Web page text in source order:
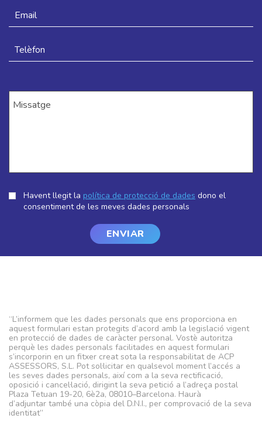
Havent llegit la política de protecció de dades dono el
consentiment de les meves dades personals
“L’informem que les dades personals que ens proporciona en
aquest formulari estan protegits d’acord amb la legislació vigent
en protecció de dades de caràcter personal. Vostè autoritza
perquè les dades personals facilitades en aquest formulari
s’incorporin en un fitxer creat sota la responsabilitat de ACP
ASSESSORS, S.L. Pot sol·licitar en qualsevol moment l’accés a
les seves dades personals, així com a la seva rectificació,
oposició i cancel·lació, dirigint la seva petició a l’adreça postal
Plaza Tetuan 19-20, 6è2a, 08010–Barcelona. Haurà
d’adjuntar també una còpia del D.N.I., per comprovació de la seva
identitat”